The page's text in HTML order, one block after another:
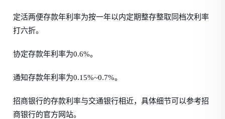
定活两便存款年利率为按一年以内定期整存整取同档次利率
打六折。
协定存款年利率为0.6%。
通知存款年利率为0.15%~0.7%。
招商银行的存款利率与交通银行相近，具体细节可以参考招
商银行的官方网站。